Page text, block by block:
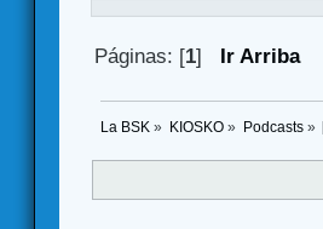
Páginas: [1] Ir Arriba
La BSK » KIOSKO» Podcasts»